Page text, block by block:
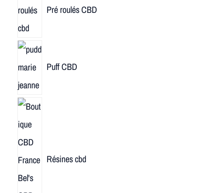
Pré roulés CBD
Puff CBD
Résines cbd